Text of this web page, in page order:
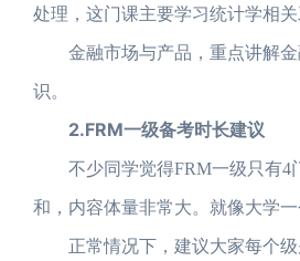
处理，这门课主要学习统计学相
金融市场与产品，重点讲解金
识。
2.FRM一级备考时长建议
不少同学觉得FRM一级只有4门
和，内容体量非常大。就像大学
正常情况下，建议大家每个级